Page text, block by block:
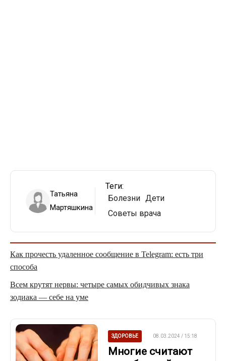
Татьяна
Мартяшкина
Теги:
Болезни Дети
Советы врача
Как прочесть удаленное сообщение в Telegram: есть три
способа
Всем крутят нервы: четыре самых обидчивых знака
зодиака — себе на уме
ЗДОРОВЬЕ 08.03.2024 / 15:18
Многие считают